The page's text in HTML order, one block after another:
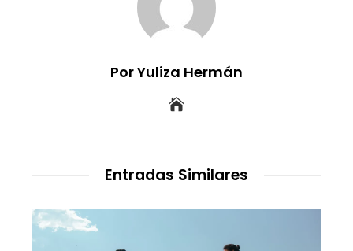
Por Yuliza Hermán
Entradas Similares